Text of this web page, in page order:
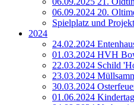
06.09.2024 20.
Spielplatz und
2024
24.02.2024
01.03.2024 HVH
22.03.2024 Schild
23.03.2024
30.03.2024
01.06.2024 Kindertag